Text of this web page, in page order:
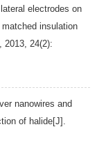
electrodes on
insulation
2013 24(2):
nanowires and
of halide[J].